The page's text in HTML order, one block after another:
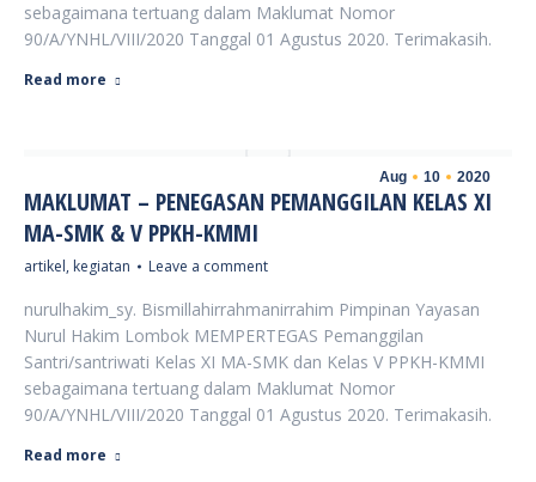
sebagaimana tertuang dalam Maklumat Nomor
90/A/YNHL/VIII/2020 Tanggal 01 Agustus 2020. Terimakasih.
Read more
Aug 10 2020
MAKLUMAT – PENEGASAN PEMANGGILAN KELAS XI
MA-SMK & V PPKH-KMMI
artikel, kegiatan Leave a comment
nurulhakim_sy. Bismillahirrahmanirrahim Pimpinan Yayasan
Nurul Hakim Lombok MEMPERTEGAS Pemanggilan
Santri/santriwati Kelas XI MA-SMK dan Kelas V PPKH-KMMI
sebagaimana tertuang dalam Maklumat Nomor
90/A/YNHL/VIII/2020 Tanggal 01 Agustus 2020. Terimakasih.
Read more